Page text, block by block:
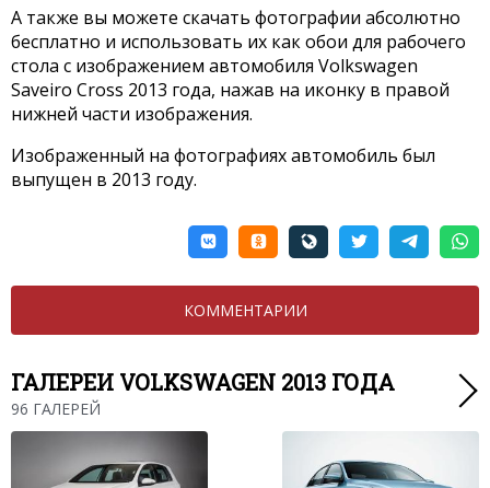
А также вы можете скачать фотографии абсолютно
бесплатно и использовать их как обои для рабочего
стола с изображением автомобиля Volkswagen
Saveiro Cross 2013 года, нажав на иконку в правой
нижней части изображения.
Изображенный на фотографиях автомобиль был
выпущен в 2013 году.
КОММЕНТАРИИ
ГАЛЕРЕИ VOLKSWAGEN 2013 ГОДА
96 ГАЛЕРЕЙ